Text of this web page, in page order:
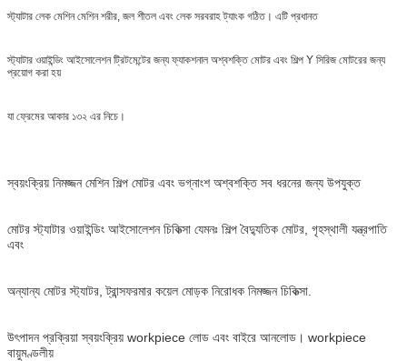
স্ট্যাটার লেক মেশিন মেশিন শরীর, জল শীতল এবং লেক সরবরাহ ট্যাংক গঠিত। এটি প্রধানত
স্ট্যাটার ওয়াইন্ডিং আইসোলেশন ট্রিটমেন্টের জন্য ফ্যাকশনাল অশ্বশক্তি মোটর এবং শিল্প Y সিরিজ মোটরের জন্য
প্রয়োগ করা হয়
যা ফ্রেমের আকার ১৩২ এর নিচে।
স্বয়ংক্রিয় নিমজ্জন মেশিন শিল্প মোটর এবং ভগ্নাংশ অশ্বশক্তি সব ধরনের জন্য উপযুক্ত
মোটর স্ট্যাটার ওয়াইন্ডিং আইসোলেশন চিকিত্সা যেমনঃ শিল্প বৈদ্যুতিক মোটর, গৃহস্থালী যন্ত্রপাতি
এবং
অন্যান্য মোটর স্ট্যাটর, ট্রান্সফরমার কয়েল মোড়ক নিরোধক নিমজ্জন চিকিত্সা.
উৎপাদন প্রক্রিয়া স্বয়ংক্রিয় workpiece লোড এবং বাইরে আনলোড। workpiece
বায়ুমণ্ডলীয়